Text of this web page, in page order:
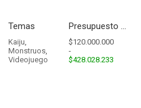
Temas
Kaiju,
Monstruos,
Videojuego
Presupuesto - Ingresos
$120.000.000
-
$428.028.233